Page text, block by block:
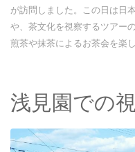
が訪問しました。この日は日
や、茶文化を視察するツアー
煎茶や抹茶によるお茶会を楽
浅見園での